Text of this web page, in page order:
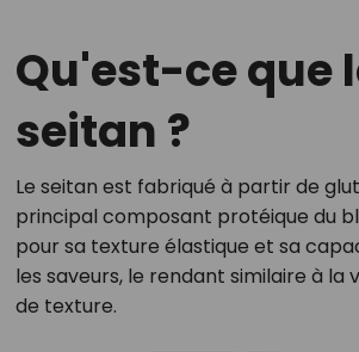
Qu'est-ce que
seitan ?
Le seitan est fabriqué à partir de
principal composant protéique du
pour sa texture élastique et sa
les saveurs, le rendant similaire à la
de texture.